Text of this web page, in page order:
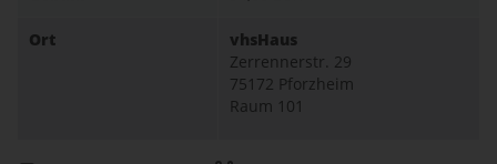
Ort
vhsHaus
Zerrennerstr. 29
75172 Pforzheim
Raum 101